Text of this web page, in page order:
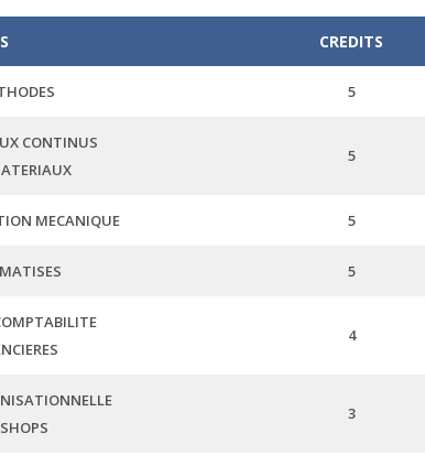
CREDITS
5
CONTINUS
5
MECANIQUE 5
5
4
3